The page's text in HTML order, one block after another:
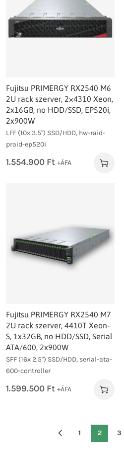
Fujitsu PRIMERGY RX2540 M6
2U rack szerver, 2×4310 Xeon,
2x16GB, no HDD/SSD, EP520i,
2x900W
LFF (10x 3.5") SSD/HDD, hw-raid-
praid-ep520i
1.554.900 Ft +ÁFA
Fujitsu PRIMERGY RX2540 M7
2U rack szerver, 4410T Xeon-
S, 1x32GB, no HDD/SSD, Serial
ATA/600, 2x900W
SFF (16x 2.5") SSD/HDD, serial-ata-
600-controller
1.599.500 Ft +ÁFA
1 2 3